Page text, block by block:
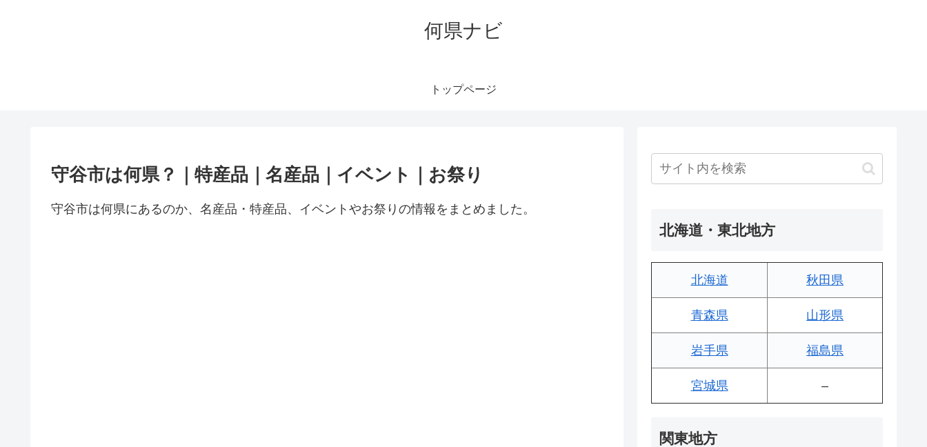
何県ナビ
トップページ
守谷市は何県？｜特産品｜名産品｜イベント｜お祭り
守谷市は何県にあるのか、名産品・特産品、イベントやお祭りの情報をまとめました。
北海道・東北地方
北海道 秋田県
青森県 山形県
岩手県 福島県
宮城県 –
関東地方